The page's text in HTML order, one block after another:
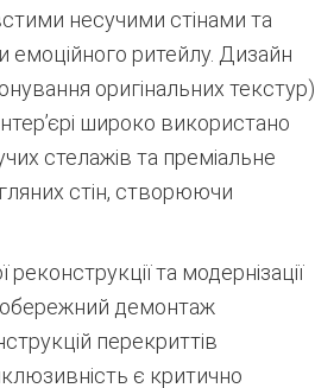
несучими стінами та
емоційного ритейлу. Дизайн
оригінальних текстур)
широко використано
стелажів та преміальне
стін, створюючи
та модернізації
обережний демонтаж
перекриттів
є критично